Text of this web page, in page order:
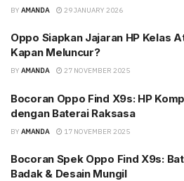
BY AMANDA 29 JANUARY 2026
Oppo Siapkan Jajaran HP Kelas
Kapan Meluncur?
BY AMANDA 27 NOVEMBER 2025
Bocoran Oppo Find X9s: HP
dengan Baterai Raksasa
BY AMANDA 17 NOVEMBER 2025
Bocoran Spek Oppo Find X9s:
Badak & Desain Mungil